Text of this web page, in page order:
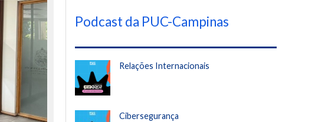
Podcast da PUC-Campinas
Relações Internacionais
Cibersegurança